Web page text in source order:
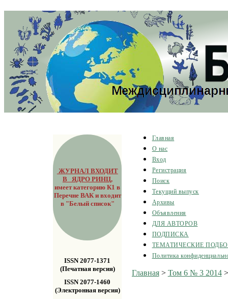
ЖУРНАЛ ВХОДИТ
В ЯДРО РИНЦ,
имеет категорию К1 в
Перечне ВАК и входит
в "Белый список"
ISSN 2077-1371
(Печатная версия)
ISSN 2077-1460
(Электронная версия)
Главная
О нас
Вход
Регистрация
Поиск
Текущий выпуск
Архивы
Объявления
ДЛЯ АВТОРОВ
ПОДПИСКА
ТЕМАТИЧЕСКИЕ
Политика
Главная> Том 6 № 3 2014